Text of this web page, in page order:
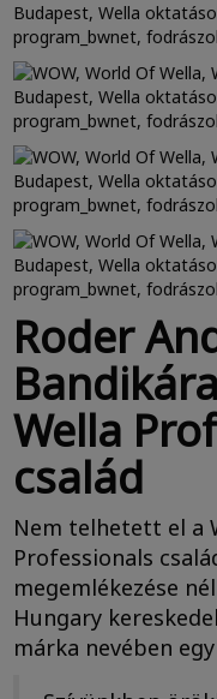
Roder
Wella
család
Nem telhetett el a
Professionals
megemlékezése
Hungary
márka nevében